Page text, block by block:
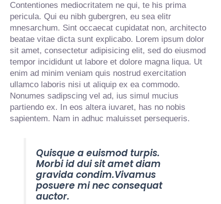
Contentiones mediocritatem ne qui, te his prima
pericula. Qui eu nibh gubergren, eu sea elitr
mnesarchum. Sint occaecat cupidatat non, architecto
beatae vitae dicta sunt explicabo. Lorem ipsum dolor
sit amet, consectetur adipisicing elit, sed do eiusmod
tempor incididunt ut labore et dolore magna liqua. Ut
enim ad minim veniam quis nostrud exercitation
ullamco laboris nisi ut aliquip ex ea commodo.
Nonumes sadipscing vel ad, ius simul mucius
partiendo ex. In eos altera iuvaret, has no nobis
sapientem. Nam in adhuc maluisset persequeris.
Quisque a euismod turpis.
Morbi id dui sit amet diam
gravida condim.Vivamus
posuere mi nec consequat
auctor.